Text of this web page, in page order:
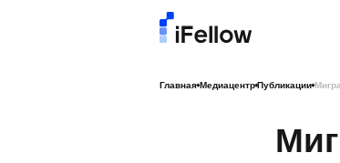
Главная Медиацентр Публикации